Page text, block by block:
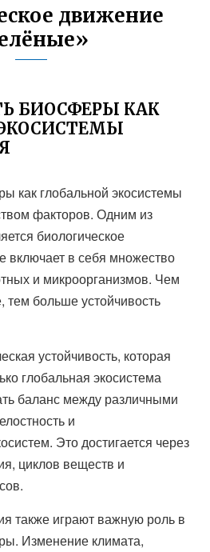
движение
БИОСФЕРЫ КАК
как глобальной экосистемы
факторов. Одним из
биологическое
включает в себя множество
и микроорганизмов. Чем
тем больше устойчивость
устойчивость, которая
глобальная экосистема
баланс между различными
и
Это достигается через
циклов веществ и
также играют важную роль в
Изменение климата,